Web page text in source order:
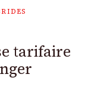
tarifaire